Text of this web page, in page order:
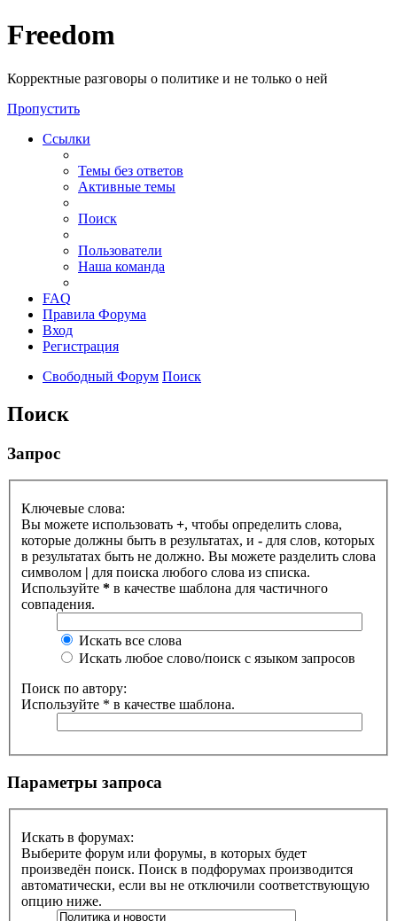
Freedom
Корректные разговоры о политике и не только о ней
Пропустить
Ссылки
Темы без ответов
Активные темы
Поиск
Пользователи
Наша команда
FAQ
Правила Форума
Вход
Регистрация
Свободный Форум Поиск
Поиск
Запрос
Ключевые слова:
Вы можете использовать +, чтобы определить слова,
которые должны быть в результатах, и - для слов, которых
в результатах быть не должно. Вы можете разделить слова
символом | для поиска любого слова из списка.
Используйте * в качестве шаблона для частичного
совпадения.
Искать все слова
Искать любое слово/поиск с языком запросов
Поиск по автору:
Используйте * в качестве шаблона.
Параметры запроса
Искать в форумах:
Выберите форум или форумы, в которых будет
произведён поиск. Поиск в подфорумах производится
автоматически, если вы не отключили соответствующую
опцию ниже.